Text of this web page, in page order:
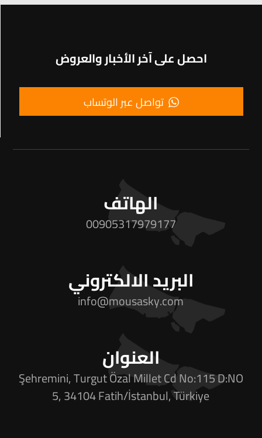
احصل على آخر الأخبار والعروض
تواصل عبر الوتساب
الهاتف
00905317979177
البريد الالكتروني
info@mousasky.com
العنوان
Şehremini, Turgut Özal Millet Cd No:115 D:NO
5, 34104 Fatih/İstanbul, Türkiye